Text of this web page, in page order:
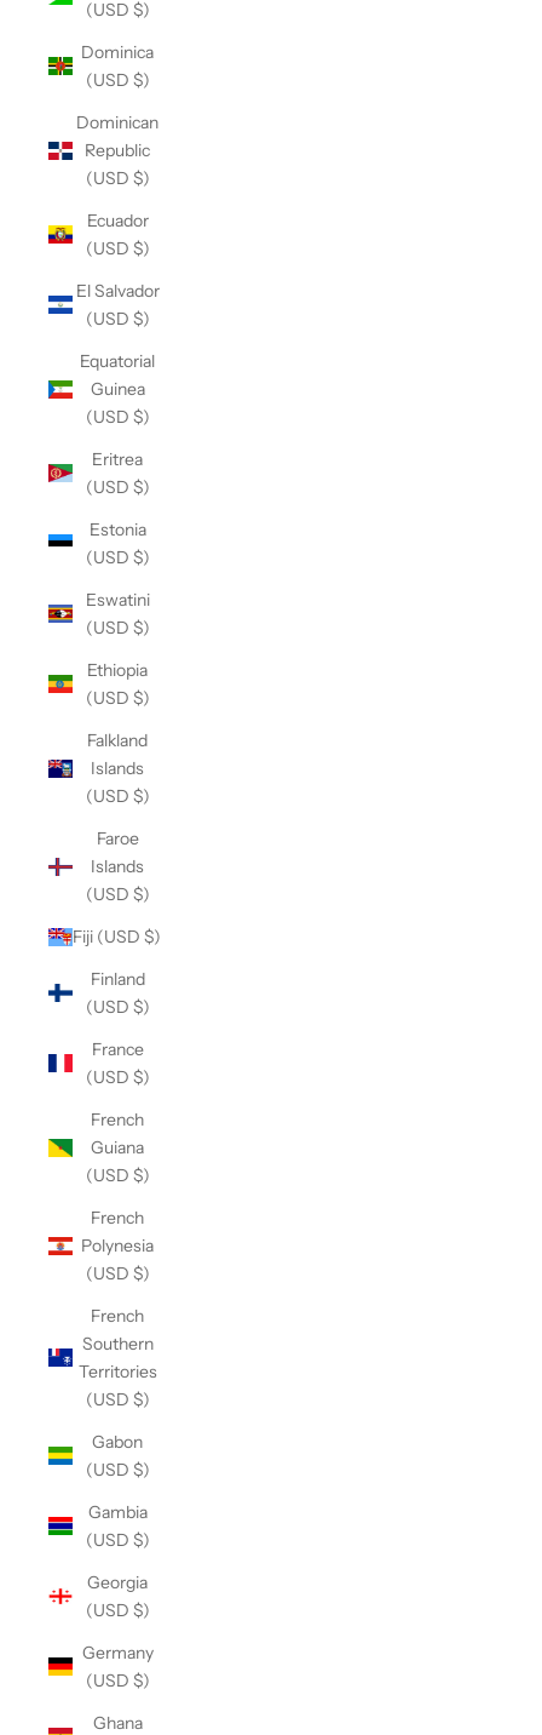
(USD $)
Dominica
(USD $)
Dominican
Republic
(USD $)
Ecuador
(USD $)
El Salvador
(USD $)
Equatorial
Guinea
(USD $)
Eritrea
(USD $)
Estonia
(USD $)
Eswatini
(USD $)
Ethiopia
(USD $)
Falkland
Islands
(USD $)
Faroe
Islands
(USD $)
Fiji (USD $)
Finland
(USD $)
France
(USD $)
French
Guiana
(USD $)
French
Polynesia
(USD $)
French
Southern
Territories
(USD $)
Gabon
(USD $)
Gambia
(USD $)
Georgia
(USD $)
Germany
(USD $)
Ghana